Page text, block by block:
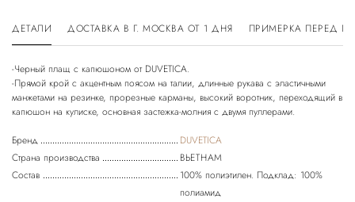
ДЕТАЛИ ДОСТАВКА В Г. МОСКВА ОТ 1 ДНЯ ПРИМЕРКА ПЕРЕД
-Черный плащ с капюшоном от DUVETICA.
-Прямой крой с акцентным поясом на талии, длинные рукава с эластичными
манжетами на резинке, прорезные карманы, высокий воротник, переходящий в
Бренд
DUVETICA
Страна производства
ВЬЕТНАМ
Состав
100% полиэтилен. Подклад: 100%
полиамид